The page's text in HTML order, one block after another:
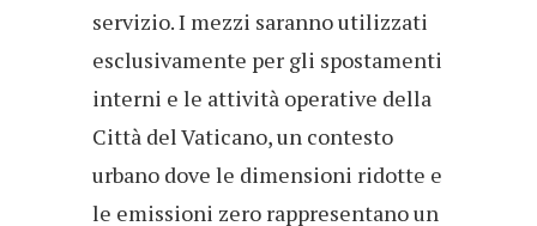
servizio. I mezzi saranno utilizzati
esclusivamente per gli spostamenti
interni e le attività operative della
Città del Vaticano, un contesto
urbano dove le dimensioni ridotte e
le emissioni zero rappresentano un